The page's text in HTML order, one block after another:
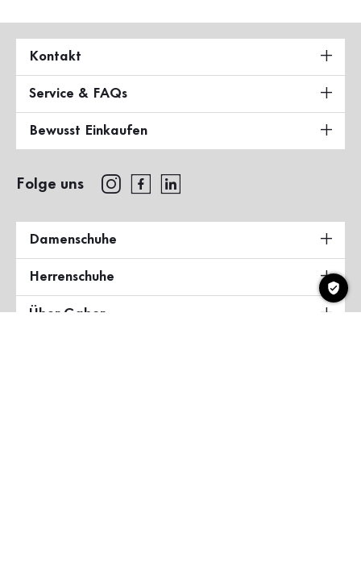
Kontakt
Service & FAQs
Bewusst Einkaufen
Folge uns
Damenschuhe
Herrenschuhe
Über Gabor